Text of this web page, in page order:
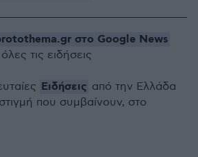
στο Google News
τις ειδήσεις
Ειδήσεις από την Ελλάδα
που συμβαίνουν, στο